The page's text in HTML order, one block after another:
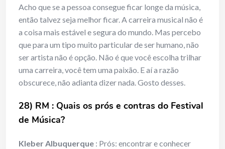
Acho que se a pessoa consegue ficar longe da música,
então talvez seja melhor ficar. A carreira musical não é
a coisa mais estável e segura do mundo. Mas percebo
que para um tipo muito particular de ser humano, não
ser artista não é opção. Não é que você escolha trilhar
uma carreira, você tem uma paixão. E aí a razão
obscurece, não adianta dizer nada. Gosto desses.
28) RM : Quais os prós e contras do Festival
de Música?
Kleber Albuquerque : Prós: encontrar e conhecer